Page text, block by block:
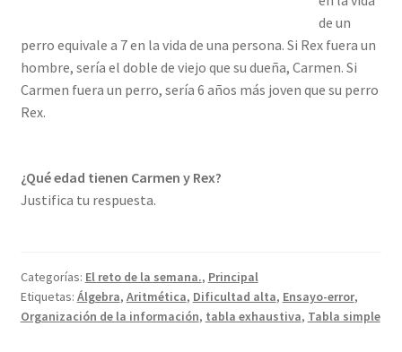
de un
perro equivale a 7 en la vida de una persona. Si Rex fuera un
hombre, sería el doble de viejo que su dueña, Carmen. Si
Carmen fuera un perro, sería 6 años más joven que su perro
Rex.
¿Qué edad tienen Carmen y Rex?
Justifica tu respuesta.
Categorías: El reto de la semana., Principal
Etiquetas: Álgebra, Aritmética, Dificultad alta, Ensayo-error,
Organización de la información, tabla exhaustiva, Tabla simple